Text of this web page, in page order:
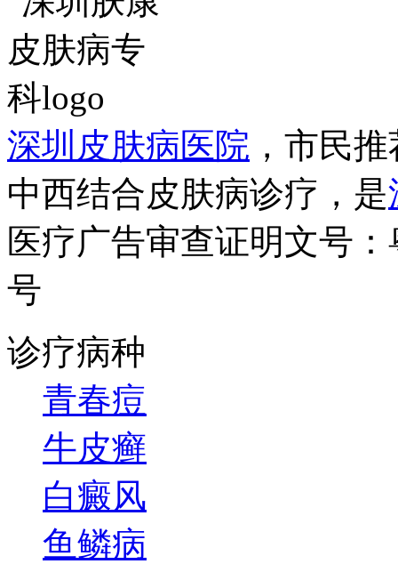
深圳皮肤病医院 ，市民
中西结合皮肤病诊疗，是
医疗广告审查证明文号
号
诊疗病种
青春痘
牛皮癣
白癜风
鱼鳞病